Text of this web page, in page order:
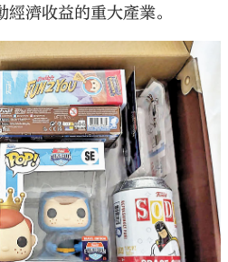
濟收益的重大產業。